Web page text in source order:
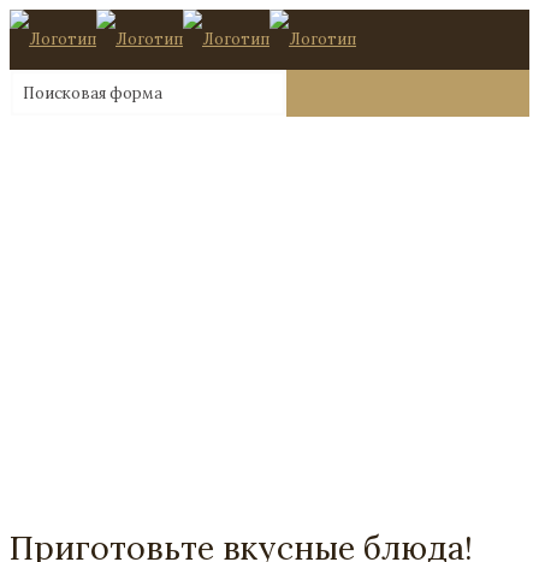
Приготовьте вкусные блюда!